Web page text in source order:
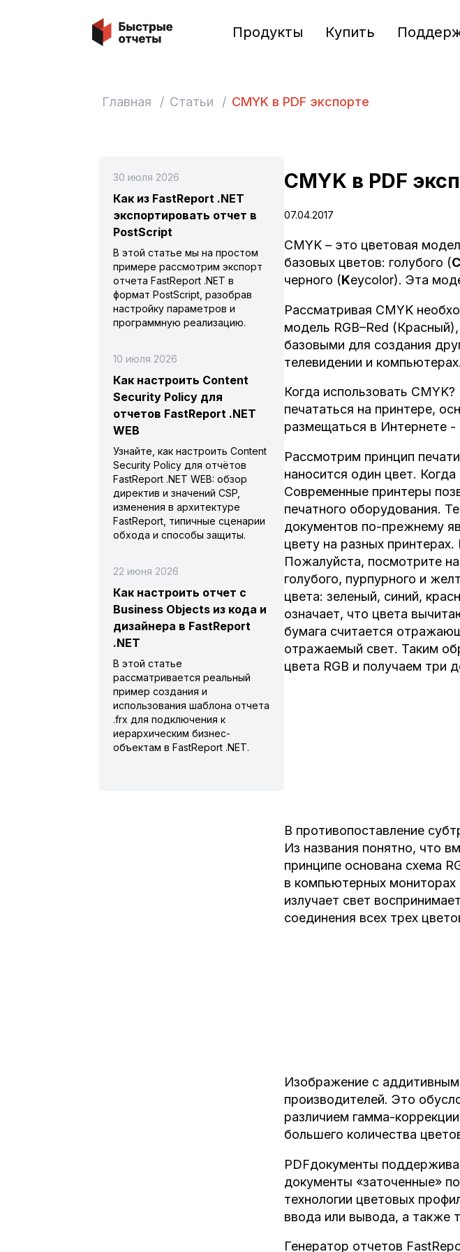
Быстрые отчеты Продукты Купить
Главная / Статьи / CMYK в PDF экспорте
CMYK в PDF
07.04.2017
CMYK – это цветовая
базовых цветов: голубого (C
черного (Keycolor). Эта
Рассматривая CMYK
модель RGB–Red
базовыми для создания
телевидении и компьютерах.
Когда использовать
печататься на принтере,
размещаться в Интернете -
Рассмотрим принцип
наносится один цвет.
Современные принтеры
печатного оборудования.
документов по-прежнему
цвету на разных
Пожалуйста, посмотрите
голубого, пурпурного и
цвета: зеленый, синий,
означает, что цвета
бумага считается
отражаемый свет. Таким
цвета RGB и получаем три
В противопоставление
Из названия понятно, что
принципе основана схема
в компьютерных мониторах
излучает свет
соединения всех трех
Изображение с
производителей. Это
различием гамма-
большего количества
PDFдокументы
документы «заточенные»
технологии цветовых
ввода или вывода, а также
Генератор отчетов
30 июля 2026
Как из FastReport .NET
экспортировать отчет в
PostScript
В этой статье мы на простом
примере рассмотрим экспорт
отчета FastReport .NET в
формат PostScript, разобрав
настройку параметров и
программную реализацию.
10 июля 2026
Как настроить Content
Security Policy для
отчетов FastReport .NET
WEB
Узнайте, как настроить Content
Security Policy для отчётов
FastReport .NET WEB: обзор
директив и значений CSP,
изменения в архитектуре
FastReport, типичные сценарии
обхода и способы защиты.
22 июня 2026
Как настроить отчет с
Business Objects из кода и
дизайнера в FastReport
.NET
В этой статье
рассматривается реальный
пример создания и
использования шаблона отчета
.frx для подключения к
иерархическим бизнес-
объектам в FastReport .NET.